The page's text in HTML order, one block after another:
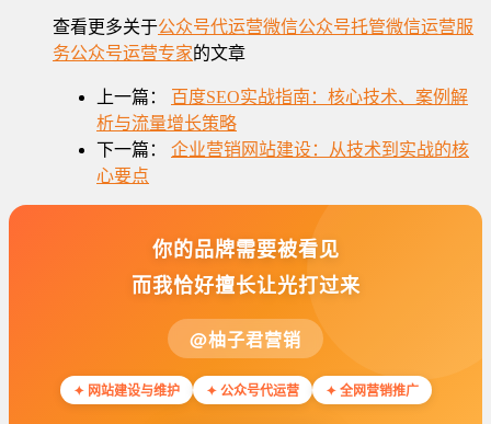
查看更多关于公众号代运营微信公众号托管微信运营服
务公众号运营专家的文章
上一篇： 百度SEO实战指南：核心技术、案例解
析与流量增长策略
下一篇： 企业营销网站建设：从技术到实战的核
心要点
你的品牌需要被看见
而我恰好擅长让光打过来
@柚子君营销
✦ 网站建设与维护 ✦ 公众号代运营 ✦ 全网营销推广